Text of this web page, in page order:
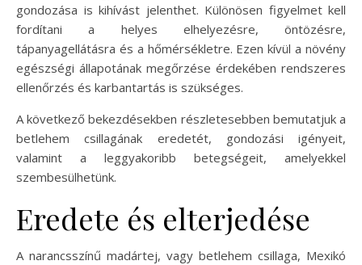
gondozása is kihívást jelenthet. Különösen figyelmet kell
fordítani a helyes elhelyezésre, öntözésre,
tápanyagellátásra és a hőmérsékletre. Ezen kívül a növény
egészségi állapotának megőrzése érdekében rendszeres
ellenőrzés és karbantartás is szükséges.
A következő bekezdésekben részletesebben bemutatjuk a
betlehem csillagának eredetét, gondozási igényeit,
valamint a leggyakoribb betegségeit, amelyekkel
szembesülhetünk.
Eredete és elterjedése
A narancsszínű madártej, vagy betlehem csillaga, Mexikó